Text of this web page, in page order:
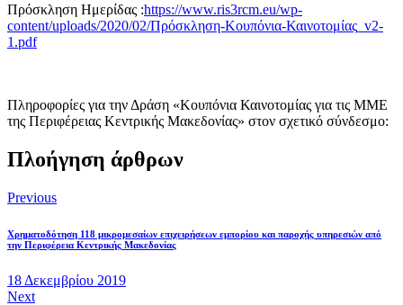
Πρόσκληση Ημερίδας :https://www.ris3rcm.eu/wp-
content/uploads/2020/02/Πρόσκληση-Κουπόνια-Καινοτομίας_v2-
1.pdf
Πληροφορίες για την Δράση «Κουπόνια Καινοτομίας για τις ΜΜΕ
της Περιφέρειας Κεντρικής Μακεδονίας» στον σχετικό σύνδεσμο:
Πλοήγηση άρθρων
Previous
Χρηματοδότηση 118 μικρομεσαίων επιχειρήσεων εμπορίου και παροχής υπηρεσιών από
την Περιφέρεια Κεντρικής Μακεδονίας
18 Δεκεμβρίου 2019
Next